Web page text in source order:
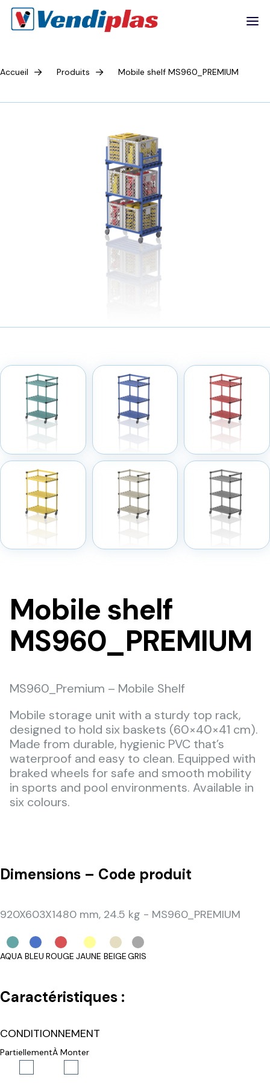
Accueil Produits Mobile shelf MS960_PREMIUM
Mobile shelf
MS960_PREMIUM
MS960_Premium – Mobile Shelf
Mobile storage unit with a sturdy top rack,
designed to hold six baskets (60×40×41 cm).
Made from durable, hygienic PVC that’s
waterproof and easy to clean. Equipped with
braked wheels for safe and smooth mobility
in sports and pool environments. Available in
six colours.
Dimensions – Code produit
920X603X1480 mm, 24.5 kg - MS960_PREMIUM
AQUA BLEU ROUGE JAUNE BEIGEGRIS
Caractéristiques :
CONDITIONNEMENT
PartiellementÀ Monter